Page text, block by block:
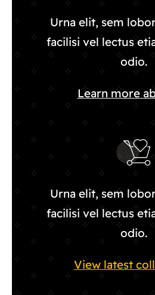
Urna elit, sem
facilisi vel lectus
odio.
Learn more
Urna elit, sem
facilisi vel lectus
odio.
View latest